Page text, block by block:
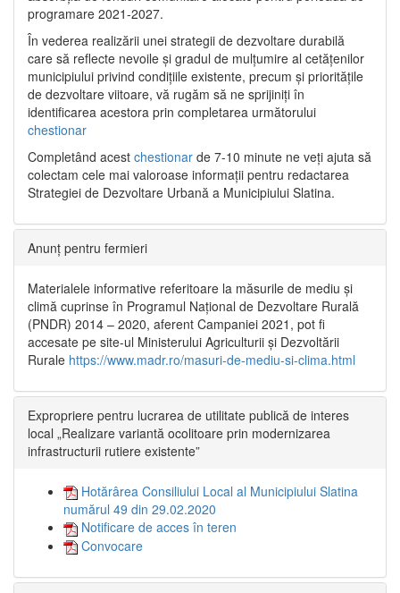
programare 2021-2027.
În vederea realizării unei strategii de dezvoltare durabilă
care să reflecte nevoile și gradul de mulțumire al cetățenilor
municipiului privind condițiile existente, precum și prioritățile
de dezvoltare viitoare, vă rugăm să ne sprijiniți în
identificarea acestora prin completarea următorului
chestionar
Completând acest chestionar de 7-10 minute ne veți ajuta să
colectam cele mai valoroase informații pentru redactarea
Strategiei de Dezvoltare Urbană a Municipiului Slatina.
Anunț pentru fermieri
Materialele informative referitoare la măsurile de mediu și
climă cuprinse în Programul Național de Dezvoltare Rurală
(PNDR) 2014 – 2020, aferent Campaniei 2021, pot fi
accesate pe site-ul Ministerului Agriculturii și Dezvoltării
Rurale https://www.madr.ro/masuri-de-mediu-si-clima.html
Expropriere pentru lucrarea de utilitate publică de interes
local „Realizare variantă ocolitoare prin modernizarea
infrastructurii rutiere existente”
Hotărârea Consiliului Local al Municipiului Slatina
numărul 49 din 29.02.2020
Notificare de acces în teren
Convocare